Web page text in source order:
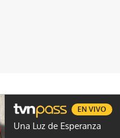
GENTE TVN
Una Luz de Esperanza
EN VIVO